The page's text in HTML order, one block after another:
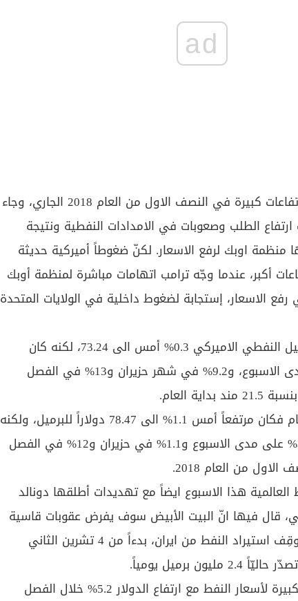
ad
حققت أسعار النفط ارتفاعات كبيرة في النصف الاول من العام 2018 الجاري، وجاء
الطلب وصعوبات في الامدادات النفطية ونتيجة
منظمة اوبك لرفع الاسعار. لكنّ ضغوطاً أميركية حديثة
أكبر، عندما وجّه ترامب اتهامات مباشرة لمنظمة أوبك
رفع الاسعار، إستجابة لضغوط داخلية في الولايات المتحدة
ورغم تراجع سعر البرميل النفطي الاميركي 0.3% أمس الى 73.24، لكنه كان
مرتفعاً 6.85% على مدى الاسبوع، و9.2% في شهر حزيران و13% في الفصل
العام.
أمّا سعر نفط برنت الخام فكان مرتفعاً أمس 1.1% الى 78.47 دولاراً للبرميل، ولكنه
كان مرتفعاً بنسبة 3.8% على مدى الاسبوع و1.1% في حزيران و12% في الفصل
هذا الاسبوع ايضاً مع تهديدات أطلقها دونالد
قال فيها انّ البيت الأبيض سوف يفرض عقوبات قاسية
على الدول التي لن توقِف استيراد النفط من ايران، بدءاً من 4 تشرين الثاني
برميل يومياً.
وترافقت الارتفاعات الكبيرة لأسعار النفط مع ارتفاع الدولار 5.2% خلال الفصل